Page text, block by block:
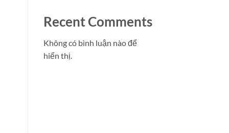
Recent Comments
Không có bình luận nào để
hiển thị.